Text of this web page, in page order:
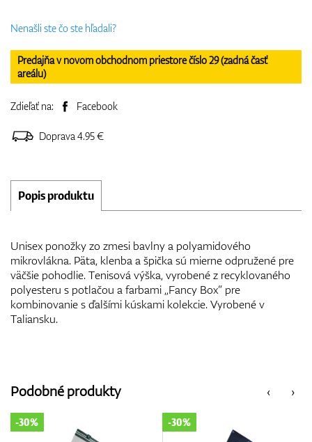
Nenašli ste čo ste hľadali?
Predajňa v novom obchodnom priestore číslo 29 (zadná časť
areálu)
Zdieľať na: Facebook
Doprava 4.95 €
Popis produktu
Unisex ponožky zo zmesi bavlny a polyamidového
mikrovlákna. Päta, klenba a špička sú mierne odpružené pre
väčšie pohodlie. Tenisová výška, vyrobené z recyklovaného
polyesteru s potlačou a farbami „Fancy Box“ pre
kombinovanie s ďalšími kúskami kolekcie. Vyrobené v
Taliansku.
‹
Podobné produkty ›
-30% -30%